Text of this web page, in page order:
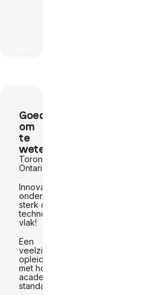
Goed
om
te
weten
Toronto,
Ontario
Innovatief
onderwijs,
sterk op
technologisch
vlak!
Een
veelzijdige
opleiding
met hoge
academische
standaarden